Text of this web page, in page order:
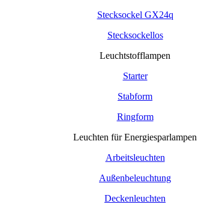
Stecksockel GX24q
Stecksockellos
Leuchtstofflampen
Starter
Stabform
Ringform
Leuchten für Energiesparlampen
Arbeitsleuchten
Außenbeleuchtung
Deckenleuchten